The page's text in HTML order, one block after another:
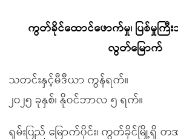
ကွတ်ခိုင်ထောင်ဖောက်မှု၊ ပြစ်မှုကြီး
လွတ်မြောက်
သတင်းနှင့်မီဒီယာ ကွန်ရက်။
၂၀၂၅ ခုနှစ်၊ နိုဝင်ဘာလ ၅ ရက်။
ရှမ်းပြည် မြောက်ပိုင်း၊ ကွတ်ခိုင်မြို့ရှိ တ